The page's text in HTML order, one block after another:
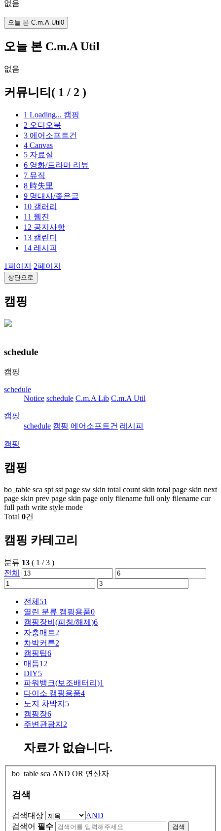
없음
오늘 본 C.m.A Util 0
오늘 본 C.m.A Util
없음
커뮤니티 ( 1 / 2 )
1 Loading... 캠핑
2 오디오북
3 에어소프트건
4 Canvas
5 자료실
6 영화/드라마 리뷰
7 뮤직
8 時失里
9 명대사/좋은글
10 갤러리
11 웹진
12 공지사항
13 캘린더
14 레시피
1페이지 2페이지
상단으로
캠핑
schedule
캠핑
schedule
Notice schedule C.m.A Lib C.m.A Util
캠핑
schedule 캠핑 에어소프트건 레시피
캠핑
캠핑
bo_table sca spt sst page sw skin total count skin total page skin next
page skin prev page skin page only filename full only filename cur
full path write style mode
Total 0건
캠핑 카테고리
분류 13 ( 1 /3 )
전체
전체 51
열린 분류 캠핑용품0
캠핑장비(피칭/해제)6
자충매트2
차박커튼2
캠핑팁6
매듭12
DIY5
파워뱅크(보조배터리)1
다이소 캠핑용품4
노지 차박지 5
캠핑장6
주변관광지 2
자료가 없습니다.
bo_table sca AND OR 연산자
검색
검색대상
AND
검색어 필수
검색